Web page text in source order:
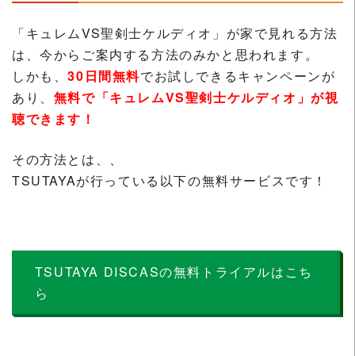
「キュレムVS聖剣士ケルディオ」が家で見れる方法
は、今からご案内する方法のみかと思われます。
しかも、30日間無料でお試しできるキャンペーンが
あり、 無料で「キュレムVS聖剣士ケルディオ」が視
聴できます！
その方法とは、、
TSUTAYAが行っている以下の無料サービスです！
TSUTAYA DISCASの無料トライアルはこち
ら